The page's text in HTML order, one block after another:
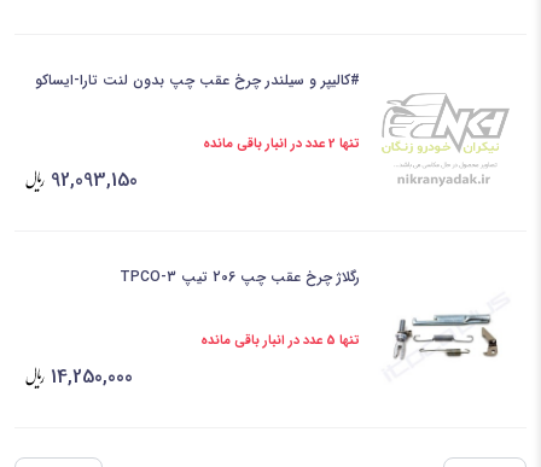
#کالیپر و سیلندر چرخ عقب چپ بدون لنت تارا-ایساکو
تنها 2 عدد در انبار باقی مانده
92,093,150
رگلاژ چرخ عقب چپ 206 تیپ 3-TPCO
تنها 5 عدد در انبار باقی مانده
14,250,000